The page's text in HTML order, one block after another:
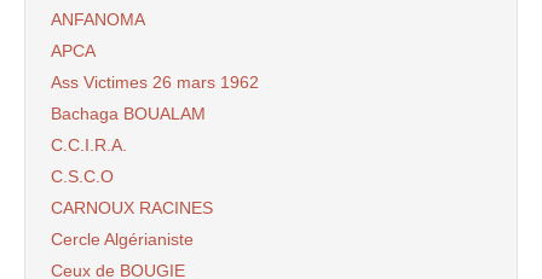
ANFANOMA
APCA
Ass Victimes 26 mars 1962
Bachaga BOUALAM
C.C.I.R.A.
C.S.C.O
CARNOUX RACINES
Cercle Algérianiste
Ceux de BOUGIE